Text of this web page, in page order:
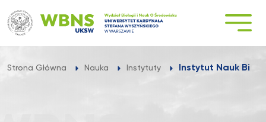
do
treści
Strona Główna Nauka Instytuty Instytut Nauk